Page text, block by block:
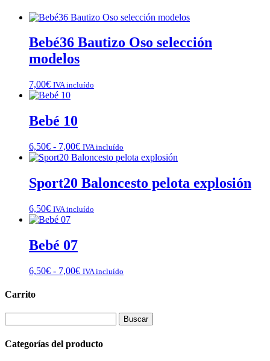
Bebé36 Bautizo Oso selección
modelos
7,00€ IVA incluído
Bebé 10
6,50€ - 7,00€Rango
de
desde
6,50€
7,00€
IVA incluído
Sport20 Baloncesto pelota explosión
6,50€ IVA incluído
Bebé 07
6,50€ - 7,00€Rango
6,50€
hasta
IVA incluído
Carrito
Categorías del producto